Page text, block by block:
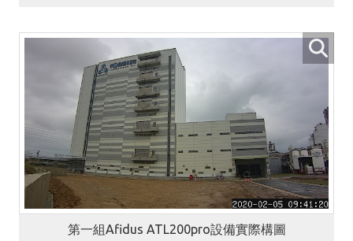
第一組Afidus ATL200pro設備實際構圖